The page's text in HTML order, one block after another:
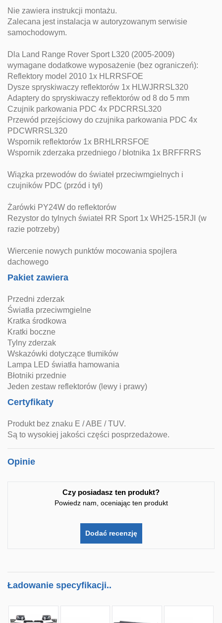
Nie zawiera instrukcji montażu.
Zalecana jest instalacja w autoryzowanym serwisie
samochodowym.
Dla Land Range Rover Sport L320 (2005-2009)
wymagane dodatkowe wyposażenie (bez ograniczeń):
Reflektory model 2010 1x HLRRSFOE
Dysze spryskiwaczy reflektorów 1x HLWJRRSL320
Adaptery do spryskiwaczy reflektorów od 8 do 5 mm
Czujnik parkowania PDC 4x PDCRRSL320
Przewód przejściowy do czujnika parkowania PDC 4x
PDCWRRSL320
Wspornik reflektorów 1x BRHLRRSFOE
Wspornik zderzaka przedniego / błotnika 1x BRFFRRS
Wiązka przewodów do świateł przeciwmgielnych i
czujników PDC (przód i tył)
Żarówki PY24W do reflektorów
Rezystor do tylnych świateł RR Sport 1x WH25-15RJI (w
razie potrzeby)
Wiercenie nowych punktów mocowania spojlera
dachowego
Pakiet zawiera
Przedni zderzak
Światła przeciwmgielne
Kratka środkowa
Kratki boczne
Tylny zderzak
Wskazówki dotyczące tłumików
Lampa LED światła hamowania
Błotniki przednie
Jeden zestaw reflektorów (lewy i prawy)
Certyfikaty
Produkt bez znaku E / ABE / TUV.
Są to wysokiej jakości części posprzedażowe.
Opinie
Czy posiadasz ten produkt?
Powiedz nam, oceniając ten produkt
Dodać recenzję
Ładowanie specyfikacji..